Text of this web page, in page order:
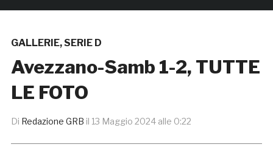
GALLERIE,SERIE D
Avezzano-Samb 1-2, TUTTE
LE FOTO
Di Redazione GRB il 13 Maggio 2024 alle 0:22